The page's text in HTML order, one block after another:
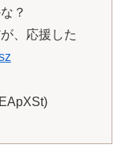
？
、応援した